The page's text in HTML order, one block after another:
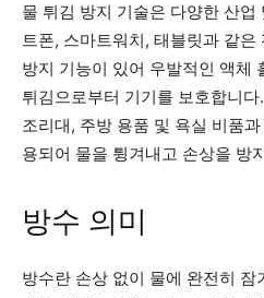
물 튀김 방지 기술은 다양한 산
트폰, 스마트워치, 태블릿과 같은
방지 기능이 있어 우발적인 액체
튀김으로부터 기기를 보호합니
조리대, 주방 용품 및 욕실 비품
용되어 물을 튕겨내고 손상을 방
방수 의미
방수란 손상 없이 물에 완전히 잠